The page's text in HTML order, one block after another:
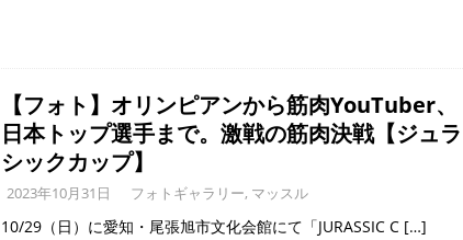
【フォト】オリンピアンから筋肉YouTuber、
日本トップ選手まで。激戦の筋肉決戦【ジュラ
シックカップ】
2023年10月31日 フォトギャラリー, マッスル
10/29（日）に愛知・尾張旭市文化会館にて「JURASSIC C […]